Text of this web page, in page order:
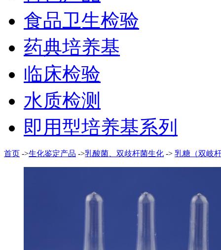
食品卫生检验
药典培养基
临床检验
水质检测
即用型培养基系列
首页 ->生化鉴定产品 ->乳酸菌、双歧杆菌生化 -> 乳糖（双岐